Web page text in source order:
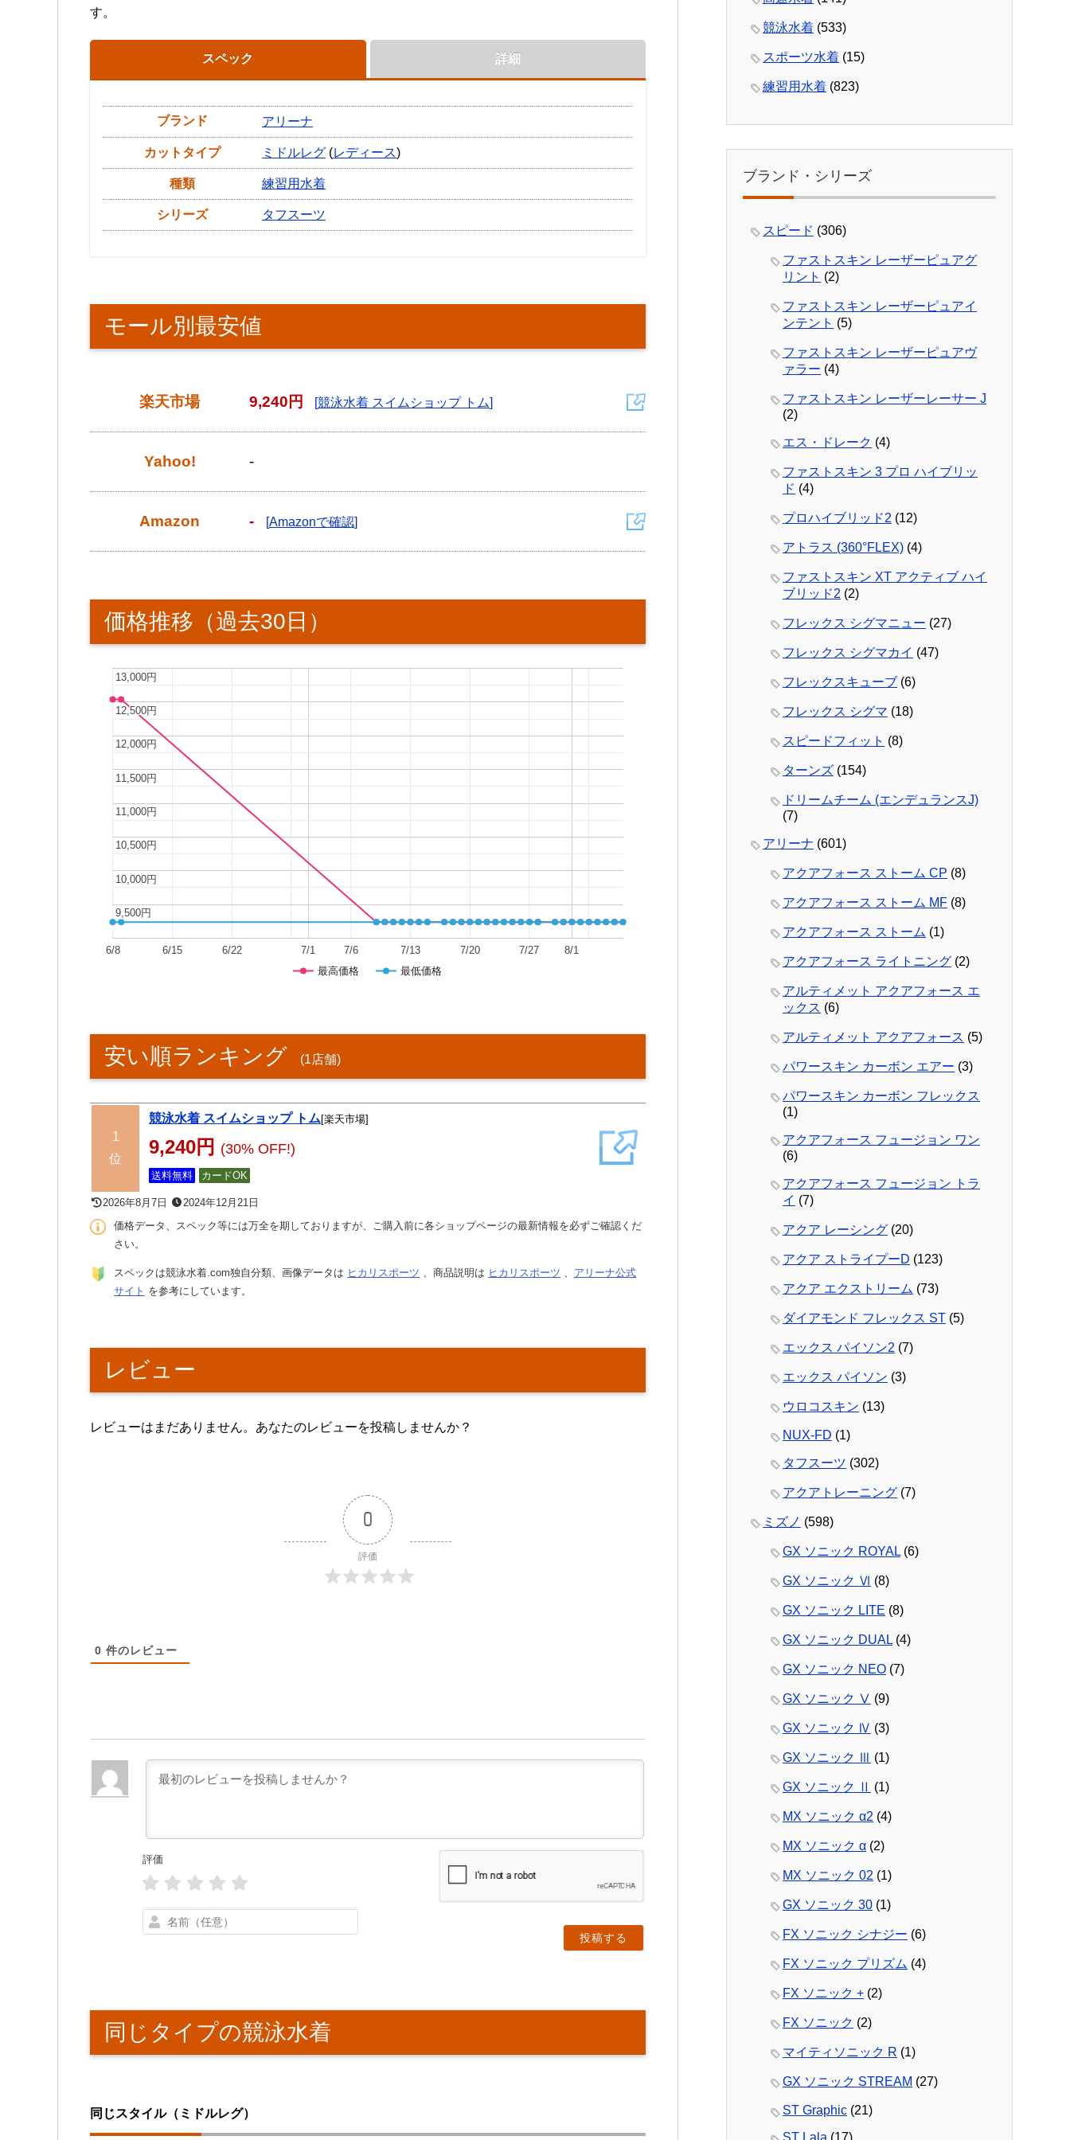
す。
スペック
ブランド アリーナ
カットタイプ ミドルレグ (レディース)
種類 練習用水着
シリーズ タフスーツ
詳細
モール別最安値
楽天市場 9,240円 競泳水着 スイムショップ トム
Yahoo! -
Amazon - Amazonで確認
価格推移（過去30日）
最高価格 最低価格
7/1 8/1
6/8 6/15 6/22 7/6 7/13 7/20 7/27
9,500円
9,500円
10,000円
10,000円
10,500円
10,500円
11,000円
11,000円
11,500円
11,500円
12,000円
12,000円
12,500円
12,500円
13,000円
13,000円
安い順ランキング (1店舗)
1
位
競泳水着 スイムショップ トム [楽天市場]
9,240円 (30% OFF!)
送料無料 カードOK
2026年8月7日
2024年12月21日
価格データ、スペック等には万全を期しておりますが、ご購入前に各ショップページの最新情報を必ずご確認くだ
さい。
スペックは競泳水着.com独自分類、画像データは ヒカリスポーツ 、商品説明は ヒカリスポーツ 、 アリーナ公式
サイト を参考にしています。
レビュー
レビューはまだありません。あなたのレビューを投稿しませんか？
0
評価
0 件のレビュー
評価
前
同じタイプの競泳水着
同じスタイル（ミドルレグ）
競泳水着 (533)
スポーツ水着 (15)
練習用水着 (823)
ブランド・シリーズ
スピード (306)
ファストスキン レーザーピュアグ
リント (2)
ファストスキン レーザーピュアイ
ンテント (5)
ファストスキン レーザーピュアヴ
ァラー (4)
ファストスキン レーザーレーサー J
(2)
エス・ドレーク (4)
ファストスキン 3 プロ ハイブリッ
ド (4)
プロハイブリッド2 (12)
アトラス (360°FLEX) (4)
ファストスキン XT アクティブ ハイ
ブリッド2 (2)
フレックス シグマニュー (27)
フレックス シグマカイ (47)
フレックスキューブ (6)
フレックス シグマ (18)
スピードフィット (8)
ターンズ (154)
ドリームチーム (エンデュランスJ)
(7)
アリーナ (601)
アクアフォース ストーム CP (8)
アクアフォース ストーム MF (8)
アクアフォース ストーム (1)
アクアフォース ライトニング (2)
アルティメット アクアフォース エ
ックス (6)
アルティメット アクアフォース (5)
パワースキン カーボン エアー (3)
パワースキン カーボン フレックス
(1)
アクアフォース フュージョン ワン
(6)
アクアフォース フュージョン トラ
イ (7)
アクア レーシング (20)
アクア ストライプーD (123)
アクア エクストリーム (73)
ダイアモンド フレックス ST (5)
エックス パイソン2 (7)
エックス パイソン (3)
ウロコスキン (13)
NUX-FD (1)
タフスーツ (302)
アクアトレーニング (7)
ミズノ (598)
GX ソニック ROYAL (6)
GX ソニック Ⅵ (8)
GX ソニック LITE (8)
GX ソニック DUAL (4)
GX ソニック NEO (7)
GX ソニック Ⅴ (9)
GX ソニック Ⅳ (3)
GX ソニック Ⅲ (1)
GX ソニック Ⅱ (1)
MX ソニック α2 (4)
MX ソニック α (2)
MX ソニック 02 (1)
GX ソニック 30 (1)
FX ソニック シナジー (6)
FX ソニック プリズム (4)
FX ソニック + (2)
FX ソニック (2)
マイティソニック R (1)
GX ソニック STREAM (27)
ST Graphic (21)